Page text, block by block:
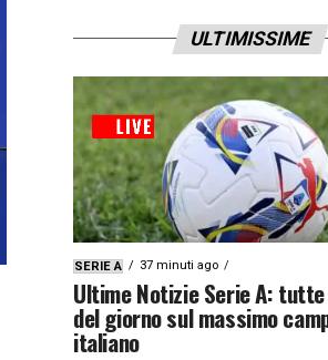
ULTIMISSIME
SERIE A 37 minuti ago
Ultime Notizie Serie A:
del giorno sul massimo
italiano